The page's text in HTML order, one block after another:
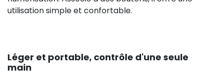
utilisation simple et confortable.
Léger et portable, contrôle d'une seule
main